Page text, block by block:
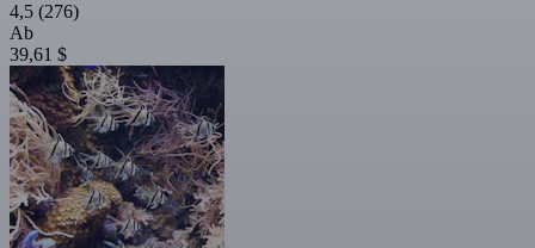
4,5 (276)
Ab
39,61 $